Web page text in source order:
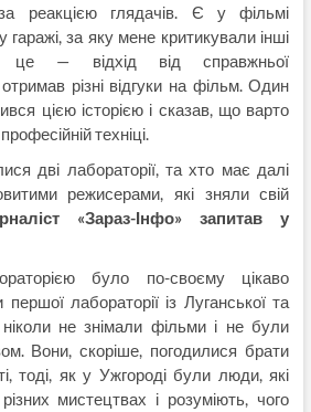
реакцією глядачів. Є у фільмі
за яку мене критикували інші
це — відхід від справжньої
різні відгуки на фільм. Один
цією історією і сказав, що варто
техніці.
дві лабораторії, та хто має далі
режисерами, які зняли свій
«Зараз-Інфо» запитав у
було по-своєму цікаво
лабораторії із Луганської та
не знімали фільми і не були
Вони, скоріше, погодилися брати
тоді, як у Ужгороді були люди, які
мистецтвах і розуміють, чого